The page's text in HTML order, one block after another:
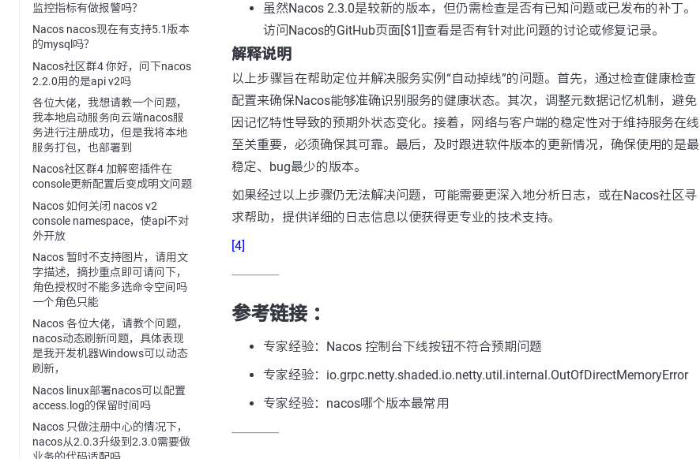
监控指标有做报警吗？
Nacos nacos现在有支持5.1版本
的mysql吗？
Nacos社区群4 你好，问下nacos
2.2.0用的是api v2吗
各位大佬，我想请教一个问题，
我本地启动服务向云端nacos服
务进行注册成功，但是我将本地
服务打包，也部署到
Nacos社区群4 加解密插件在
console更新配置后变成明文问题
Nacos 如何关闭 nacos v2
console namespace，使api不对
外开放
Nacos 暂时不支持图片，请用文
字描述，摘抄重点即可请问下，
角色授权时不能多选命令空间吗
一个角色只能
Nacos 各位大佬，请教个问题，
nacos动态刷新问题，具体表现
是我开发机器Windows可以动态
刷新，
Nacos linux部署nacos可以配置
access.log的保留时间吗
Nacos 只做注册中心的情况下，
nacos从2.0.3升级到2.3.0需要做
虽然Nacos 2.3.0是较新的版本，但仍需检查是否有已知问题或已发布的补丁。
访问Nacos的GitHub页面[$1]]查看是否有针对此问题的讨论或修复记录。
解释说明
以上步骤旨在帮助定位并解决服务实例“自动掉线”的问题。首先，通过检查健康检查
配置来确保Nacos能够准确识别服务的健康状态。其次，调整元数据记忆机制，避免
因记忆特性导致的预期外状态变化。接着，网络与客户端的稳定性对于维持服务在线
至关重要，必须确保其可靠。最后，及时跟进软件版本的更新情况，确保使用的是最
稳定、bug最少的版本。
如果经过以上步骤仍无法解决问题，可能需要更深入地分析日志，或在Nacos社区寻
求帮助，提供详细的日志信息以便获得更专业的技术支持。
[4]
---------------
参考链接 ：
专家经验：Nacos 控制台下线按钮不符合预期问题
专家经验：io.grpc.netty.shaded.io.netty.util.internal.OutOfDirectMemoryError
专家经验：nacos哪个版本最常用
---------------